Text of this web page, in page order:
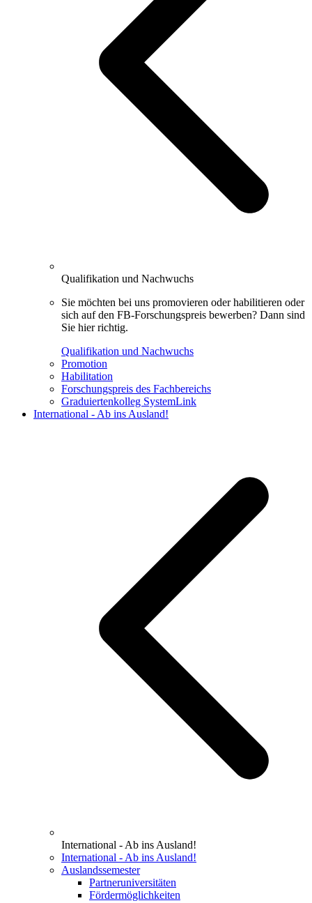
Qualifikation und Nachwuchs
Sie möchten bei uns promovieren oder habilitieren oder
sich auf den FB-Forschungspreis bewerben? Dann sind
Sie hier richtig.
Qualifikation und Nachwuchs
Promotion
Habilitation
Forschungspreis des Fachbereichs
Graduiertenkolleg SystemLink
International - Ab ins Ausland!
International - Ab ins Ausland!
International - Ab ins Ausland!
Auslandssemester
Partneruniversitäten
Fördermöglichkeiten